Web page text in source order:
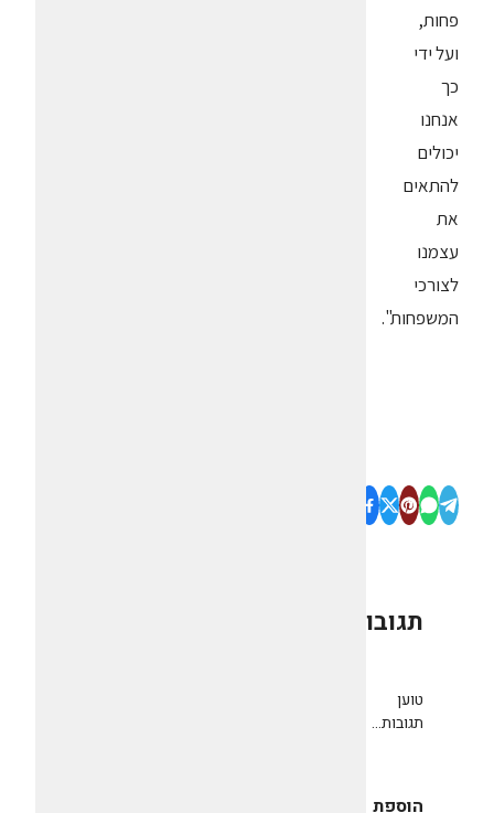
פחות,
ועל ידי
כך
אנחנו
יכולים
להתאים
את
עצמנו
לצורכי
המשפחות".
תגובות
טוען
תגובות...
הוספת